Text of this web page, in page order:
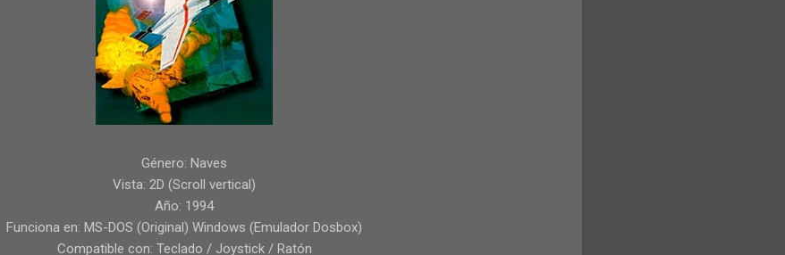
Género: Naves
Vista: 2D (Scroll vertical)
Año: 1994
Funciona en: MS-DOS (Original) Windows (Emulador Dosbox)
Compatible con: Teclado / Joystick / Ratón